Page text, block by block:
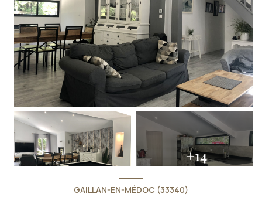
+14
GAILLAN-EN-MÉDOC (33340)